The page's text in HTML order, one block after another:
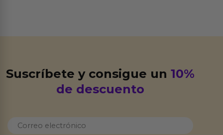
Suscríbete y consigue un10%
de descuento